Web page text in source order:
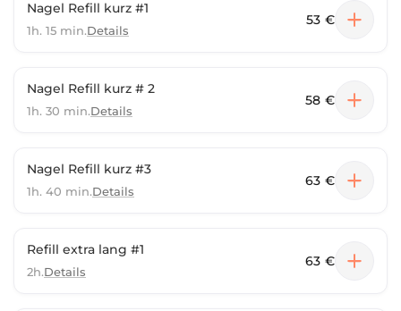
Nagel Refill kurz #1
1h. 15 min.Details
53 €
Nagel Refill kurz # 2
1h. 30 min.Details
58 €
Nagel Refill kurz #3
1h. 40 min.Details
63 €
Refill extra lang #1
2h.Details
63 €